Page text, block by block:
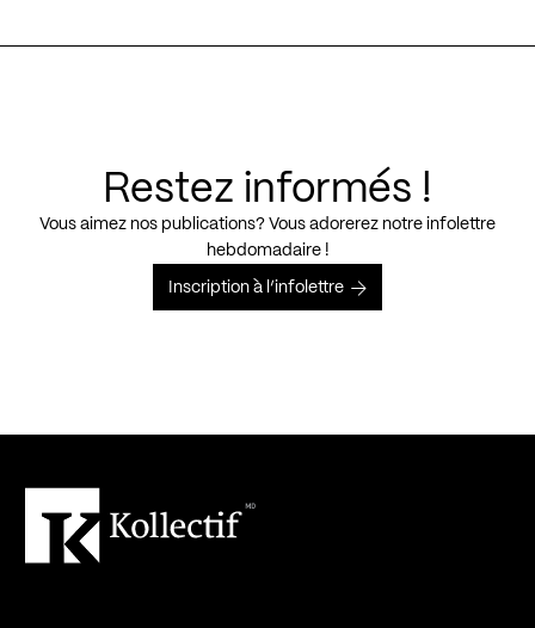
Restez informés !
Vous aimez nos publications? Vous adorerez notre infolettre
hebdomadaire !
Inscription à l’infolettre